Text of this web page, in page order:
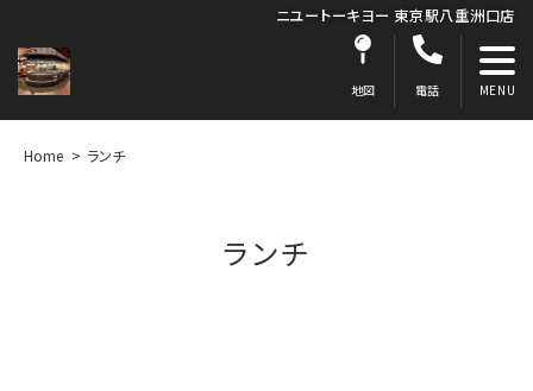
ニユートーキヨー 東京駅八重洲口店
地図 電話
Home ランチ
ランチ